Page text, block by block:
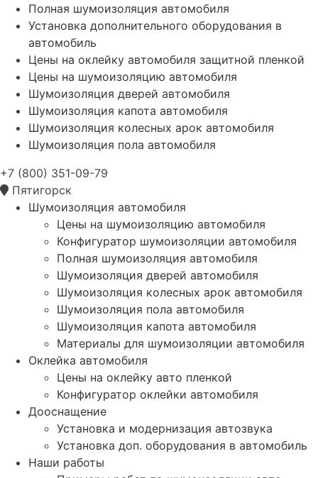
Полная шумоизоляция автомобиля
Установка дополнительного оборудования в
автомобиль
Цены на оклейку автомобиля защитной пленкой
Цены на шумоизоляцию автомобиля
Шумоизоляция дверей автомобиля
Шумоизоляция капота автомобиля
Шумоизоляция колесных арок автомобиля
Шумоизоляция пола автомобиля
+7 (800) 351-09-79
Пятигорск
Шумоизоляция автомобиля
Цены на шумоизоляцию автомобиля
Конфигуратор шумоизоляции автомобиля
Полная шумоизоляция автомобиля
Шумоизоляция дверей автомобиля
Шумоизоляция колесных арок автомобиля
Шумоизоляция пола автомобиля
Шумоизоляция капота автомобиля
Материалы для шумоизоляции автомобиля
Оклейка автомобиля
Цены на оклейку авто пленкой
Конфигуратор оклейки автомобиля
Дооснащение
Установка и модернизация автозвука
Установка доп. оборудования в автомобиль
Наши работы